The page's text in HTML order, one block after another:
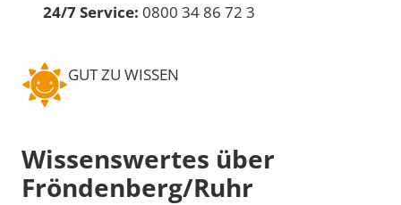
24/7 Service: 0800 34 86 72 3
GUT ZU WISSEN
Wissenswertes über
Fröndenberg/Ruhr